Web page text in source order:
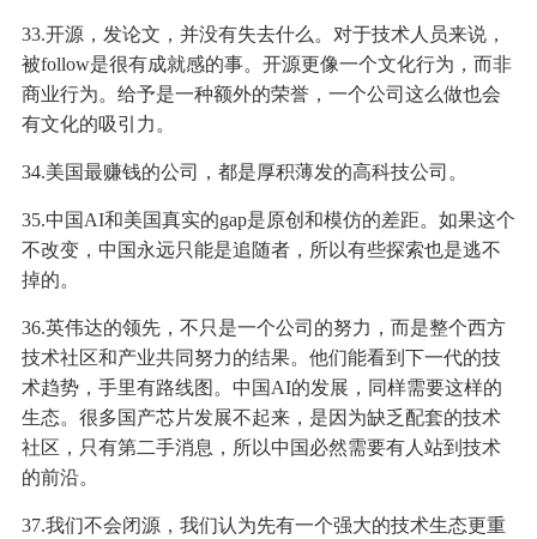
33.开源，发论文，并没有失去什么。对于技术人员来说，
被follow是很有成就感的事。开源更像一个文化行为，而非
商业行为。给予是一种额外的荣誉，一个公司这么做也会
有文化的吸引力。
34.美国最赚钱的公司，都是厚积薄发的高科技公司。
35.中国AI和美国真实的gap是原创和模仿的差距。如果这个
不改变，中国永远只能是追随者，所以有些探索也是逃不
掉的。
36.英伟达的领先，不只是一个公司的努力，而是整个西方
技术社区和产业共同努力的结果。他们能看到下一代的技
术趋势，手里有路线图。中国AI的发展，同样需要这样的
生态。很多国产芯片发展不起来，是因为缺乏配套的技术
社区，只有第二手消息，所以中国必然需要有人站到技术
的前沿。
37.我们不会闭源，我们认为先有一个强大的技术生态更重